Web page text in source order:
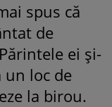
spus că
de
ei și-
un loc de
la birou.